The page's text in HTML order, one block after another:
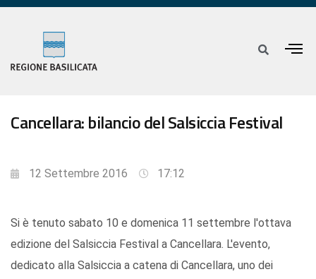
Cancellara: bilancio del Salsiccia Festival
12 Settembre 2016 17:12
Si è tenuto sabato 10 e domenica 11 settembre l'ottava
edizione del Salsiccia Festival a Cancellara. L'evento,
dedicato alla Salsiccia a catena di Cancellara, uno dei